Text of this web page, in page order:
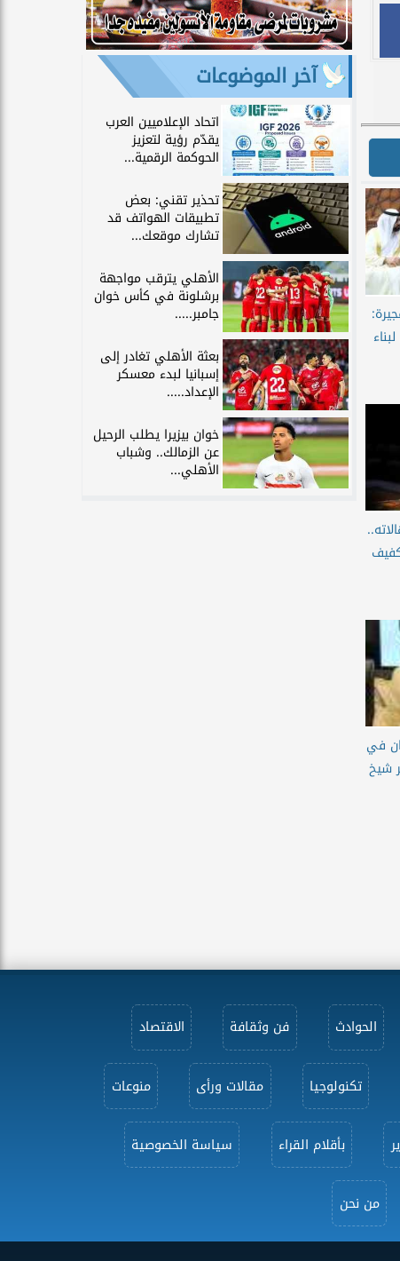
في
شيخ
آخر الموضوعات
اتحاد الإعلاميين العرب
يقدّم رؤية لتعزيز
الحوكمة الرقمية...
تحذير تقني: بعض
تطبيقات الهواتف قد
تشارك موقعك...
الأهلي يترقب مواجهة
برشلونة في كأس خوان
جامبر.....
بعثة الأهلي تغادر إلى
إسبانيا لبدء معسكر
الإعداد.....
خوان بيزيرا يطلب الرحيل
عن الزمالك.. وشباب
الأهلي...
الحوادث فن وثقافة الاقتصاد
تكنولوجيا مقالات ورأى منوعات
بأقلام القراء سياسة الخصوصية
من نحن